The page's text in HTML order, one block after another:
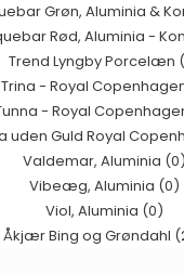
Grøn, Aluminia &
Rød, Aluminia -
Trend Lyngby Porcelæn
Trina - Royal
- Royal
uden Guld Royal
Valdemar, Aluminia (0)
Vibeæg, Aluminia (0)
Viol, Aluminia (0)
Åkjær Bing og Grøndahl